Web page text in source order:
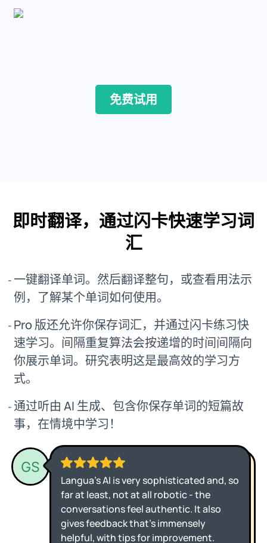
免费试用
即时翻译，通过闪卡快速学习词
汇
一键翻译单词。然后翻译整句，或查看用法示
例，了解某个单词如何使用。
Pro 版还允许你保存词汇，并通过闪卡练习快
速学习。间隔重复算法会按递增的时间间隔向
你展示单词。研究表明这是最高效的学习方
式。
通过听由 AI 生成、包含你保存单词的短篇故
事，在情境中学习！